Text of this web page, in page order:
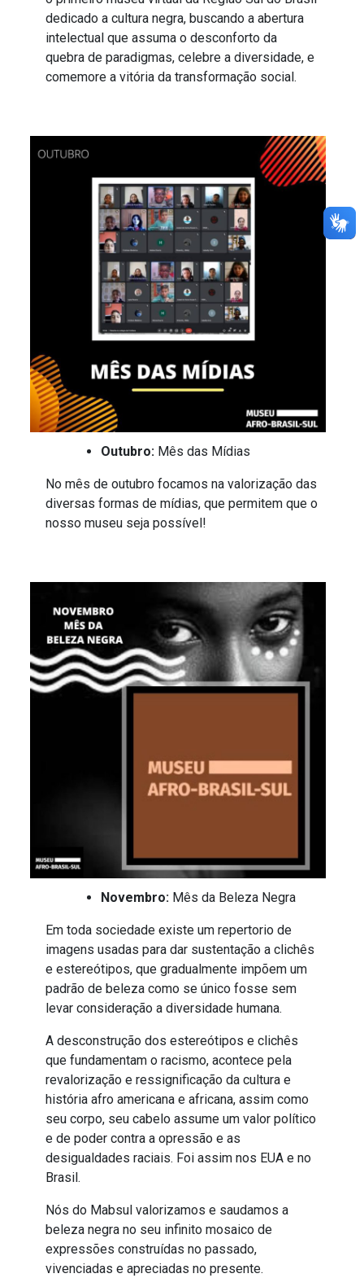
dedicado a cultura negra, buscando a abertura
intelectual que assuma o desconforto da
quebra de paradigmas, celebre a diversidade, e
comemore a vitória da transformação social.
Outubro:Mês das Mídias
No mês de outubro focamos na valorização das
diversas formas de mídias, que permitem que o
nosso museu seja possível!
Novembro:Mês da Beleza Negra
Em toda sociedade existe um repertorio de
imagens usadas para dar sustentação a clichês
e estereótipos, que gradualmente impõem um
padrão de beleza como se único fosse sem
levar consideração a diversidade humana.
A desconstrução dos estereótipos e clichês
que fundamentam o racismo, acontece pela
revalorização e ressignificação da cultura e
história afro americana e africana, assim como
seu corpo, seu cabelo assume um valor político
e de poder contra a opressão e as
desigualdades raciais. Foi assim nos EUA e no
Brasil.
Nós do Mabsul valorizamos e saudamos a
beleza negra no seu infinito mosaico de
expressões construídas no passado,
vivenciadas e apreciadas no presente.